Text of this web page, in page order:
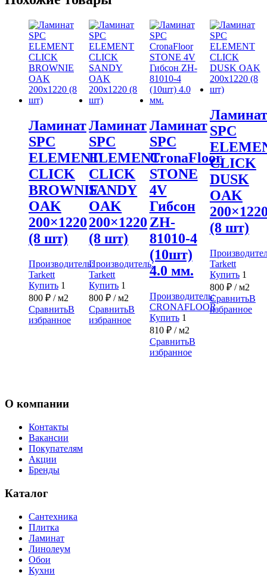
Ламинат
SPC
ELEMENT
CLICK
BROWNIE
OAK
200×1220
(8 шт)
Производитель:
Tarkett
Купить 1
800 ₽ / м2
СравнитьВ
избранное
Ламинат
SPC
ELEMENT
CLICK
SANDY
OAK
200×1220
(8 шт)
Производитель:
Tarkett
Купить 1
800₽ / м2
СравнитьВ
избранное
Ламинат
SPC
CronaFloor
STONE
4V
Гибсон
ZH-
81010-4
(10шт)
4.0 мм.
Производитель:
CRONAFLOOR
Купить 1
810 ₽/ м2
СравнитьВ
избранное
Ламинат
SPC
CLICK
DUSK
OAK
(8 шт)
Tarkett
Купить 1
800 ₽/ м2
СравнитьВ
избранное
О компании
Контакты
Вакансии
Покупателям
Акции
Бренды
Каталог
Сантехника
Плитка
Ламинат
Линолеум
Обои
Кухни